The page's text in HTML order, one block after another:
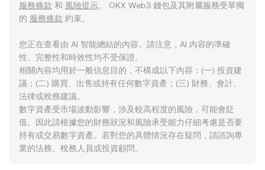
服務條款 和 風險提示。 OKX Web3 錢包及其附屬服務受單獨
的 服務條款 約束。
您正在查看由 AI 智能總結的內容。請注意，AI 內容的準確
性、完整性和時效性均不受保證。
相關內容均用於一般信息目的，不構成以下內容：(一) 投資建
議；(二) 購買、出售或持有任何數字資產；(三) 財務、會計、
法律或稅務建議。
數字資產受市場波動影響，涉及較高程度的風險，可能會貶
值。因此請根據您的財務狀況和風險承受能力仔細考慮是否要
持有或交易數字資產。若對您的具體情況存在疑問，請諮詢專
業的法務、稅務人員或投資顧問。